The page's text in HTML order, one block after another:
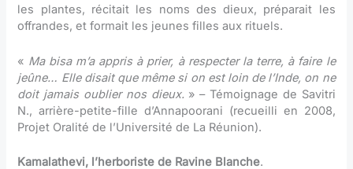
les plantes, récitait les noms des dieux, préparait les
offrandes, et formait les jeunes filles aux rituels.
« Ma bisa m’a appris à prier, à respecter la terre, à faire le
jeûne… Elle disait que même si on est loin de l’Inde, on ne
doit jamais oublier nos dieux. » – Témoignage de Savitri
N., arrière-petite-fille d’Annapoorani (recueilli en 2008,
Projet Oralité de l’Université de La Réunion).
Kamalathevi, l’herboriste de Ravine Blanche.